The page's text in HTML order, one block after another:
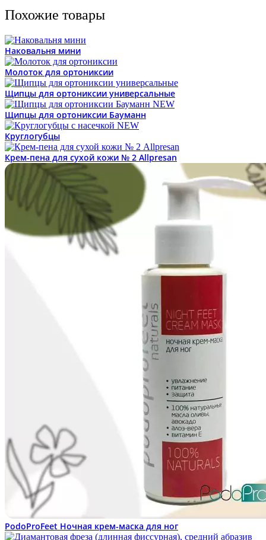
Похожие товары
Наковальня мини
Молоток для ортониксии
Щипцы для ортониксии универсальные
Щипцы для ортониксии Бауманн
Круглогубцы
Крем-пена для сухой кожи № 2 Allpresan
PodoProFeet Ночная крем-маска для ног